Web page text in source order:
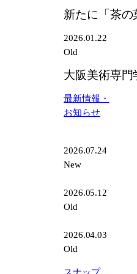
新たに「茶の
2026.01.22
Old
大阪美術専
最新情報・
お知らせ
2026.07.24
New
2026.05.12
Old
2026.04.03
Old
スナップ